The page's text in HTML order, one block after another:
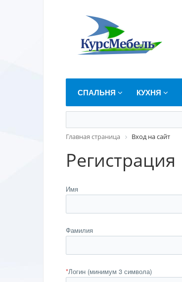
СПАЛЬНЯ КУХНЯ
Главная страница Вход на сайт
Регистрация
Имя
Фамилия
*Логин (минимум 3 символа)